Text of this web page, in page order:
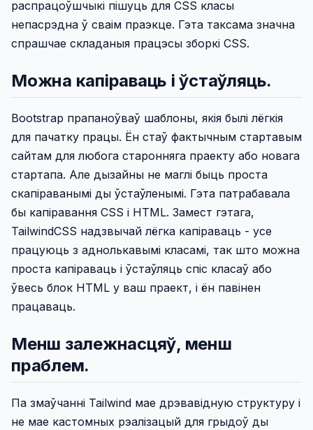
распрацоўшчыкі пішуць для CSS класы
непасрэдна ў сваім праэкце. Гэта таксама значна
спрашчае складаныя працэсы зборкі CSS.
Можна капіраваць і ўстаўляць.
Bootstrap прапаноўваў шаблоны, якія былі лёгкія
для пачатку працы. Ён стаў фактычным стартавым
сайтам для любога старонняга праекту або новага
стартапа. Але дызайны не маглі быць проста
скапіраванымі ды ўстаўленымі. Гэта патрабавала
бы капіравання CSS і HTML. Замест гэтага,
TailwindCSS надзвычай лёгка капіраваць - усе
працуюць з аднолькавымі класамі, так што можна
проста капіраваць і ўстаўляць спіс класаў або
ўвесь блок HTML у ваш праект, і ён павінен
працаваць.
Менш залежнасцяў, менш
праблем.
Па змаўчанні Tailwind мае дрэвавідную структуру і
не мае кастомных рэалізацый для грыдоў ды